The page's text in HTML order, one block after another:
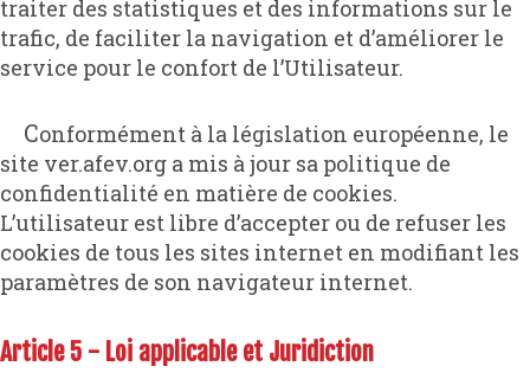
traiter des statistiques et des informations sur le
trafic, de faciliter la navigation et d’améliorer le
service pour le confort de l’Utilisateur.
Conformément à la législation européenne, le
site ver.afev.org a mis à jour sa politique de
confidentialité en matière de cookies.
L’utilisateur est libre d’accepter ou de refuser les
cookies de tous les sites internet en modifiant les
paramètres de son navigateur internet.
Article 5 - Loi applicable et Juridiction